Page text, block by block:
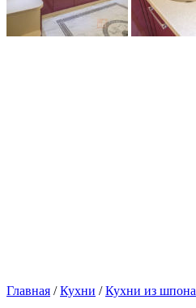
Главная /Кухни /Кухни из шпона